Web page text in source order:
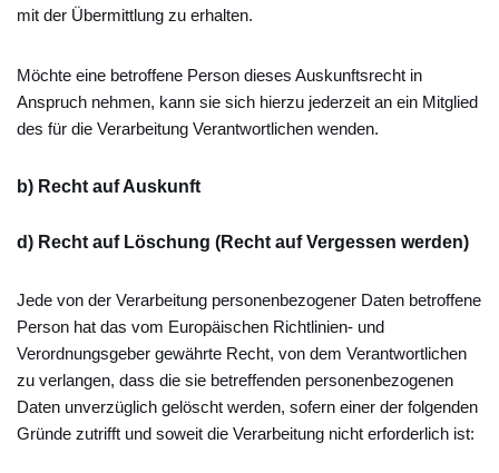
mit der Übermittlung zu erhalten.
Möchte eine betroffene Person dieses Auskunftsrecht in
Anspruch nehmen, kann sie sich hierzu jederzeit an ein Mitglied
des für die Verarbeitung Verantwortlichen wenden.
b) Recht auf Auskunft
d) Recht auf Löschung (Recht auf Vergessen werden)
Jede von der Verarbeitung personenbezogener Daten betroffene
Person hat das vom Europäischen Richtlinien- und
Verordnungsgeber gewährte Recht, von dem Verantwortlichen
zu verlangen, dass die sie betreffenden personenbezogenen
Daten unverzüglich gelöscht werden, sofern einer der folgenden
Gründe zutrifft und soweit die Verarbeitung nicht erforderlich ist: